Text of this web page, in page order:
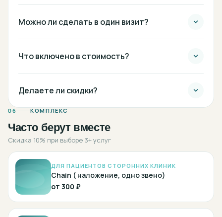
Можно ли сделать в один визит?
Что включено в стоимость?
Делаете ли скидки?
06 КОМПЛЕКС
Часто берут вместе
Скидка 10% при выборе 3+ услуг
ДЛЯ ПАЦИЕНТОВ СТОРОННИХ КЛИНИК
Chain ( наложение, одно звено)
от 300 ₽